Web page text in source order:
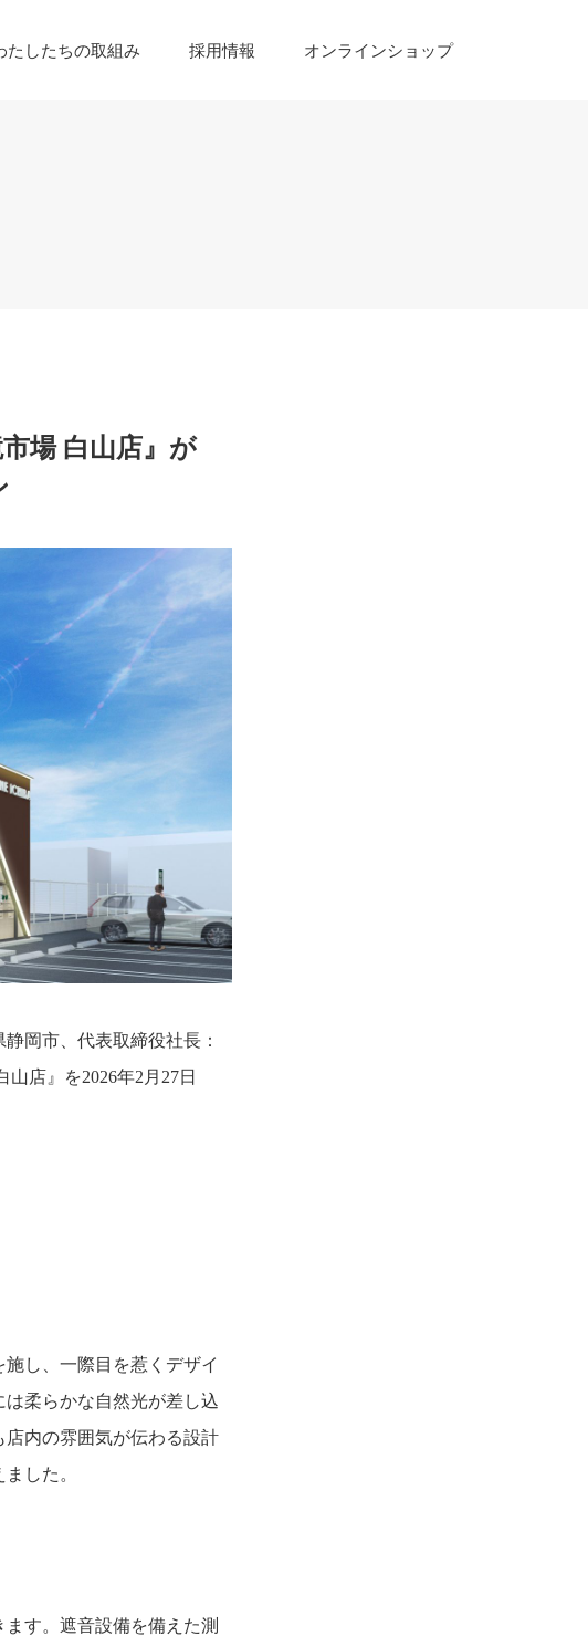
たしたちの取組み 採用情報 オンラインショップ
場 白山店』が
岡市、代表取締役社長：
店』を2026年2月27日
し、一際目を惹くデザイ
柔らかな自然光が差し込
内の雰囲気が伝わる設計
した。
す。遮音設備を備えた測